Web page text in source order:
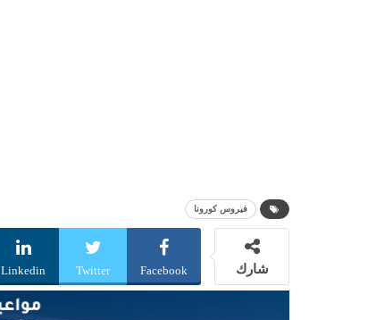
فيروس كورونا
شارك Facebook
Twitter
Linkedin